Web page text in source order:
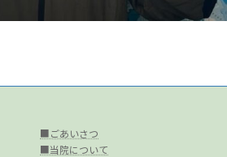
■ごあいさつ
■当院について